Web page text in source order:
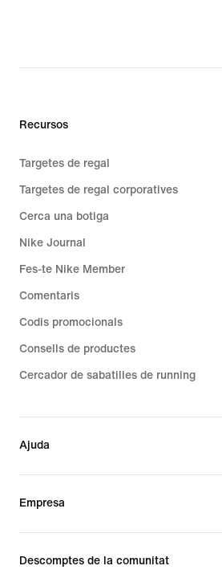
Recursos
Targetes de regal
Targetes de regal corporatives
Cerca una botiga
Nike Journal
Fes-te Nike Member
Comentaris
Codis promocionals
Consells de productes
Cercador de sabatilles de running
Ajuda
Empresa
Descomptes de la comunitat